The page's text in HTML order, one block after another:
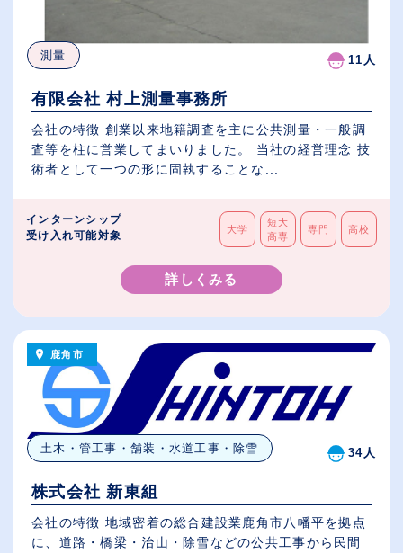
測量 11人
有限会社 村上測量事務所
会社の特徴 創業以来地籍調査を主に公共測量・一般調
査等を柱に営業してまいりました。 当社の経営理念 技
術者として一つの形に固執することな...
インターンシップ
受け入れ可能対象
大学
短大
高専
専門 高校
詳しくみる
鹿角市
土木・管工事・舗装・水道工事・除雪 34人
株式会社 新東組
会社の特徴 地域密着の総合建設業鹿角市八幡平を拠点
に、道路・橋梁・治山・除雪などの公共工事から民間